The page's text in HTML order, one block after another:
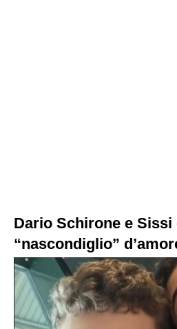
Dario Schirone e
“nascondiglio”